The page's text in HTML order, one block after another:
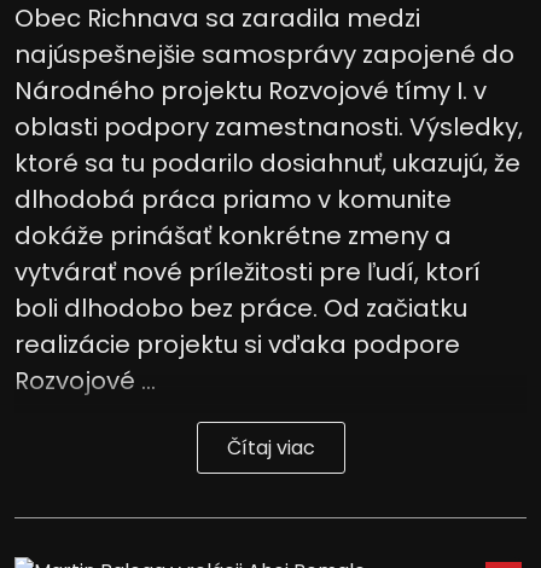
Obec Richnava sa zaradila medzi
najúspešnejšie samosprávy zapojené do
Národného projektu Rozvojové tímy I. v
oblasti podpory zamestnanosti. Výsledky,
ktoré sa tu podarilo dosiahnuť, ukazujú, že
dlhodobá práca priamo v komunite
dokáže prinášať konkrétne zmeny a
vytvárať nové príležitosti pre ľudí, ktorí
boli dlhodobo bez práce. Od začiatku
realizácie projektu si vďaka podpore
Rozvojové ...
Čítaj viac